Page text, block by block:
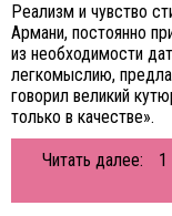
Реализм и чувство
Армани, постоянно
из необходимости
легкомыслию,
говорил великий
только в качестве».
Читать далее: 1